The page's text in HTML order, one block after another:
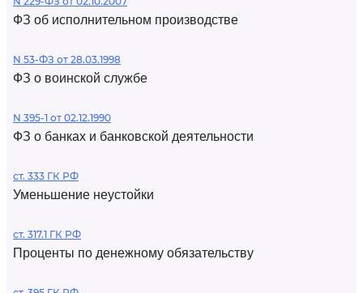
ФЗ об исполнительном производстве
N 53-ФЗ от 28.03.1998
ФЗ о воинской службе
N 395-1 от 02.12.1990
ФЗ о банках и банковской деятельности
ст. 333 ГК РФ
Уменьшение неустойки
ст. 317.1 ГК РФ
Проценты по денежному обязательству